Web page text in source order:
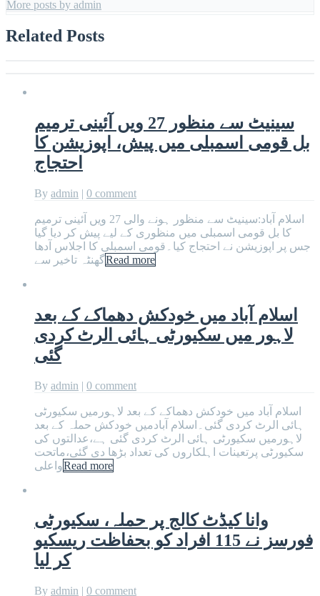
More posts by admin
Related Posts
سینیٹ سے منظور 27 ویں آئینی ترمیم
بل قومی اسمبلی میں پیش، اپوزیشن کا
احتجاج
By admin | 0 comment
اسلام آباد:سینیٹ سے منظور ہونے والی 27 ویں آئینی ترمیم
کا بل قومی اسمبلی میں منظوری کے لیے پیش کر دیا گیا
جس پر اپوزیشن نے احتجاج کیا۔قومی اسمبلی کا اجلاس آدھا
گھنٹہ تاخیر سےRead more
اسلام آباد میں خودکش دھماکے کے بعد
لاہور میں سکیورٹی ہائی الرٹ کردی
گئی
By admin | 0 comment
اسلام آباد میں خودکش دھماکے کے بعد لاہورمیں سکیورٹی
ہائی الرٹ کردی گئی۔اسلام آبادمیں خودکش حملہ کے بعد
لاہورمیں سکیورٹی ہائی الرٹ کردی گئی ہے،عدالتوں کی
سکیورٹی پرتعینات اہلکاروں کی تعداد بڑھا دی گئی،ماتحت
واعلیRead more
وانا کیڈٹ کالج پر حملہ، سکیورٹی
فورسز نے 115 افراد کو بحفاظت ریسکیو
کر لیا
By admin | 0 comment